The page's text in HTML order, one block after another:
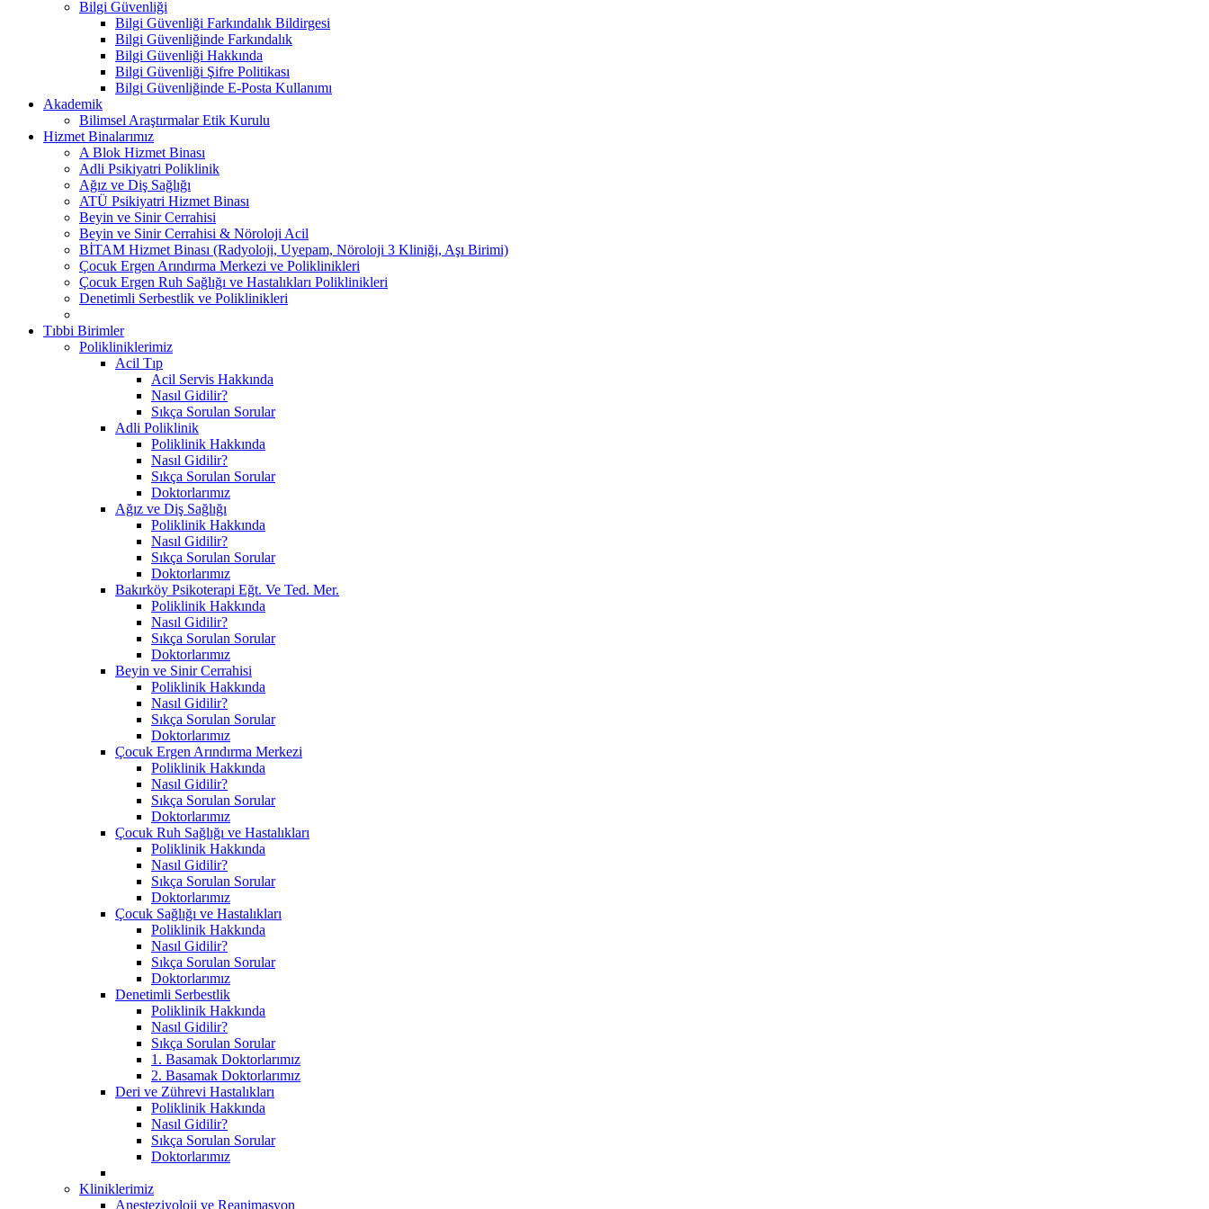
Bilgi Güvenliği
Bilgi Güvenliği Farkındalık Bildirgesi
Bilgi Güvenliğinde Farkındalık
Bilgi Güvenliği Hakkında
Bilgi Güvenliği Şifre Politikası
Bilgi Güvenliğinde E-Posta Kullanımı
Akademik
Bilimsel Araştırmalar Etik Kurulu
Hizmet Binalarımız
A Blok Hizmet Binası
Adli Psikiyatri Poliklinik
Ağız ve Diş Sağlığı
ATÜ Psikiyatri Hizmet Binası
Beyin ve Sinir Cerrahisi
Beyin ve Sinir Cerrahisi & Nöroloji Acil
BİTAM Hizmet Binası (Radyoloji, Uyepam, Nöroloji 3 Kliniği, Aşı Birimi)
Çocuk Ergen Arındırma Merkezi ve Poliklinikleri
Çocuk Ergen Ruh Sağlığı ve Hastalıkları Poliklinikleri
Denetimli Serbestlik ve Poliklinikleri
Tıbbi Birimler
Polikliniklerimiz
Acil Tıp
Acil Servis Hakkında
Nasıl Gidilir?
Sıkça Sorulan Sorular
Adli Poliklinik
Poliklinik Hakkında
Nasıl Gidilir?
Sıkça Sorulan Sorular
Doktorlarımız
Ağız ve Diş Sağlığı
Poliklinik Hakkında
Nasıl Gidilir?
Sıkça Sorulan Sorular
Doktorlarımız
Bakırköy Psikoterapi Eğt. Ve Ted. Mer.
Poliklinik Hakkında
Nasıl Gidilir?
Sıkça Sorulan Sorular
Doktorlarımız
Beyin ve Sinir Cerrahisi
Poliklinik Hakkında
Nasıl Gidilir?
Sıkça Sorulan Sorular
Doktorlarımız
Çocuk Ergen Arındırma Merkezi
Poliklinik Hakkında
Nasıl Gidilir?
Sıkça Sorulan Sorular
Doktorlarımız
Çocuk Ruh Sağlığı ve Hastalıkları
Poliklinik Hakkında
Nasıl Gidilir?
Sıkça Sorulan Sorular
Doktorlarımız
Çocuk Sağlığı ve Hastalıkları
Poliklinik Hakkında
Nasıl Gidilir?
Sıkça Sorulan Sorular
Doktorlarımız
Denetimli Serbestlik
Poliklinik Hakkında
Nasıl Gidilir?
Sıkça Sorulan Sorular
1. Basamak Doktorlarımız
2. Basamak Doktorlarımız
Deri ve Zührevi Hastalıkları
Poliklinik Hakkında
Nasıl Gidilir?
Sıkça Sorulan Sorular
Doktorlarımız
Kliniklerimiz
Anesteziyoloji ve Reanimasyon